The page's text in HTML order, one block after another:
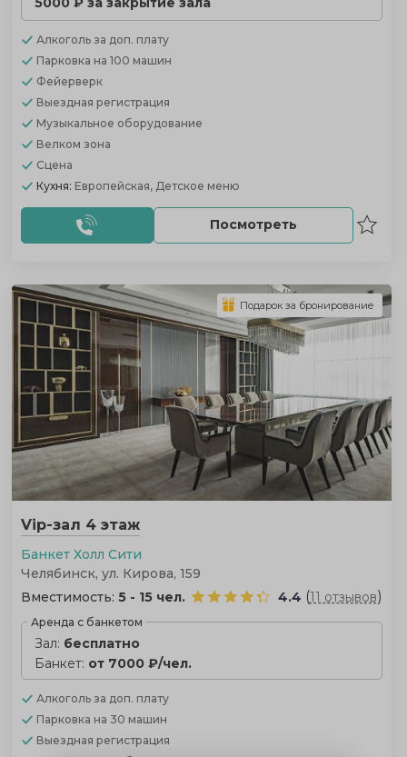
Алкоголь за доп. плату
Парковка на 100 машин
Фейерверк
Выездная регистрация
Музыкальное оборудование
Велком зона
Сцена
Кухня: Европейская, Детское меню
Посмотреть
Vip-зал 4 этаж
Банкет Холл Сити
Челябинск, ул. Кирова, 159
Вместимость: 5 - 15 чел. 4.4 (11 отзывов)
Аренда с банкетом
Зал: бесплатно
Банкет: от 7000 ₽/чел.
Алкоголь за доп. плату
Парковка на 30 машин
Выездная регистрация
Подарок за бронирование